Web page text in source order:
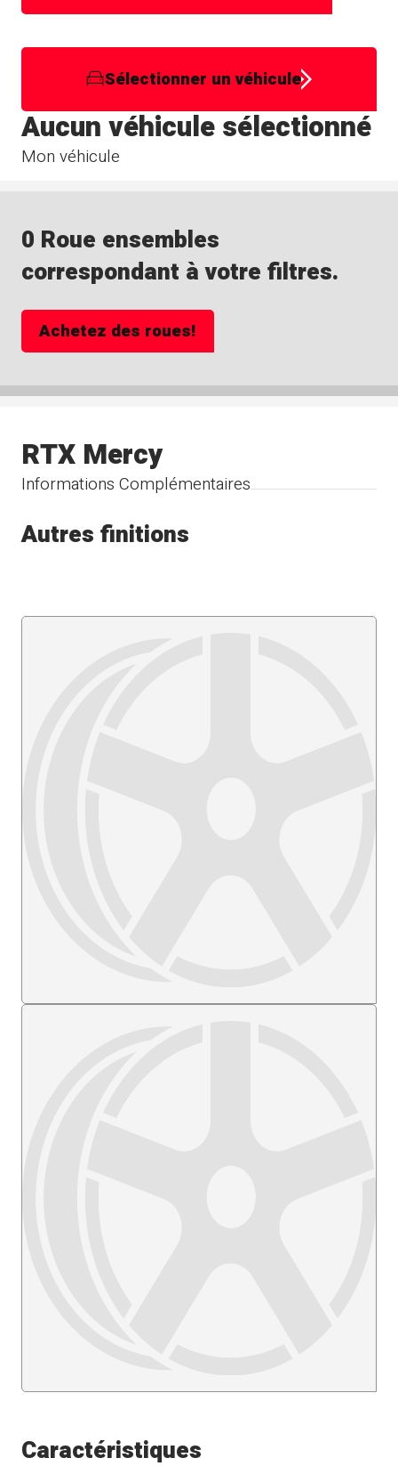
Sélectionner un véhicule
Mon véhicule
Aucun véhicule sélectionné
0 Roue ensembles
correspondant à votre filtres.
Achetez des roues!
Informations Complémentaires
RTX Mercy
Autres finitions
Caractéristiques